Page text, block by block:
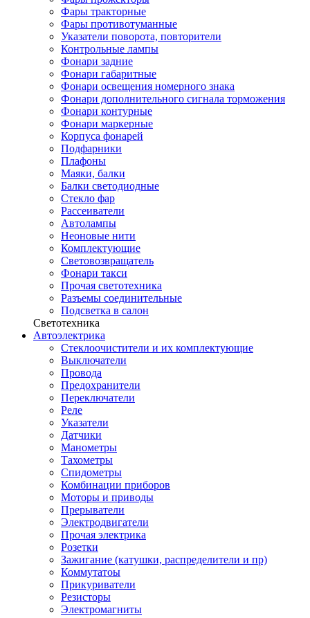
Фары тракторные
Фары противотуманные
Указатели поворота, повторители
Контрольные лампы
Фонари задние
Фонари габаритные
Фонари освещения номерного знака
Фонари дополнительного сигнала торможения
Фонари контурные
Фонари маркерные
Корпуса фонарей
Подфарники
Плафоны
Маяки, балки
Балки светодиодные
Стекло фар
Рассеиватели
Автолампы
Неоновые нити
Комплектующие
Световозвращатель
Фонари такси
Прочая светотехника
Разъемы соединительные
Подсветка в салон
Светотехника
Автоэлектрика
Стеклоочистители и их комплектующие
Выключатели
Провода
Предохранители
Переключатели
Реле
Указатели
Датчики
Манометры
Тахометры
Спидометры
Комбинации приборов
Моторы и приводы
Прерыватели
Электродвигатели
Прочая электрика
Розетки
Зажигание (катушки, распределители и пр)
Коммутатоы
Прикуриватели
Резисторы
Электромагниты